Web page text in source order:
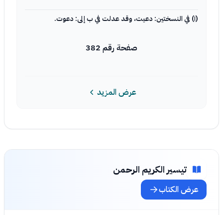
(١) في النسختين: دعيت، وقد عدلت في ب إلى: دعوت.
صفحة رقم 382
عرض المزيد
تيسير الكريم الرحمن
عرض الكتاب